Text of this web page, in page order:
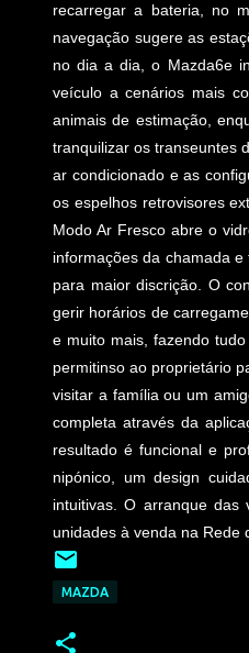
recarregar a bateria, no
navegação sugere as
no dia a dia, o Mazda6e
veículo a cenários mais
animais de estimação,
tranquilizar os transeuntes
ar condicionado e as
os espelhos retrovisores
Modo Ar Fresco abre o
informações da chamada
para maior discrição. O
gerir horários de
e muito mais, fazendo
permitinso ao proprietário
visitar a família ou um
completa através da
resultado é funcional e
nipónico, um design
intuitivas. O arranque
unidades à venda na Rede
MAZDA